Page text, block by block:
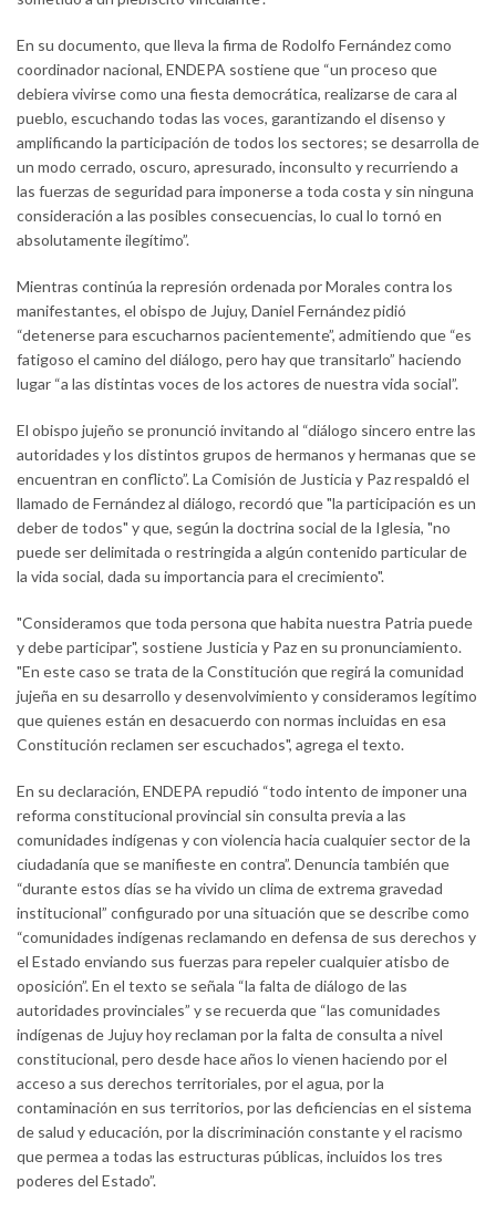
En su documento, que lleva la firma de Rodolfo Fernández como
coordinador nacional, ENDEPA sostiene que “un proceso que
debiera vivirse como una fiesta democrática, realizarse de cara al
pueblo, escuchando todas las voces, garantizando el disenso y
amplificando la participación de todos los sectores; se desarrolla de
un modo cerrado, oscuro, apresurado, inconsulto y recurriendo a
las fuerzas de seguridad para imponerse a toda costa y sin ninguna
consideración a las posibles consecuencias, lo cual lo tornó en
absolutamente ilegítimo”.
Mientras continúa la represión ordenada por Morales contra los
manifestantes, el obispo de Jujuy, Daniel Fernández pidió
“detenerse para escucharnos pacientemente”, admitiendo que “es
fatigoso el camino del diálogo, pero hay que transitarlo” haciendo
lugar “a las distintas voces de los actores de nuestra vida social”.
El obispo jujeño se pronunció invitando al “diálogo sincero entre las
autoridades y los distintos grupos de hermanos y hermanas que se
encuentran en conflicto”. La Comisión de Justicia y Paz respaldó el
llamado de Fernández al diálogo, recordó que "la participación es un
deber de todos" y que, según la doctrina social de la Iglesia, "no
puede ser delimitada o restringida a algún contenido particular de
la vida social, dada su importancia para el crecimiento".
"Consideramos que toda persona que habita nuestra Patria puede
y debe participar", sostiene Justicia y Paz en su pronunciamiento.
"En este caso se trata de la Constitución que regirá la comunidad
jujeña en su desarrollo y desenvolvimiento y consideramos legítimo
que quienes están en desacuerdo con normas incluidas en esa
Constitución reclamen ser escuchados", agrega el texto.
En su declaración, ENDEPA repudió “todo intento de imponer una
reforma constitucional provincial sin consulta previa a las
comunidades indígenas y con violencia hacia cualquier sector de la
ciudadanía que se manifieste en contra”. Denuncia también que
“durante estos días se ha vivido un clima de extrema gravedad
institucional” configurado por una situación que se describe como
“comunidades indígenas reclamando en defensa de sus derechos y
el Estado enviando sus fuerzas para repeler cualquier atisbo de
oposición”. En el texto se señala “la falta de diálogo de las
autoridades provinciales” y se recuerda que “las comunidades
indígenas de Jujuy hoy reclaman por la falta de consulta a nivel
constitucional, pero desde hace años lo vienen haciendo por el
acceso a sus derechos territoriales, por el agua, por la
contaminación en sus territorios, por las deficiencias en el sistema
de salud y educación, por la discriminación constante y el racismo
que permea a todas las estructuras públicas, incluidos los tres
poderes del Estado”.